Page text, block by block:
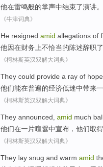
他在雷鸣般的掌声中结束了演讲。
《牛津词典》
He resigned amid allegations of
他因在财务 上不恰当的陈述辞职了
《柯林斯英汉双解大词典》
They could provide a ray of hope
他们能在普遍的经济低迷中带来
《柯林斯英汉双解大词典》
They announced amid much
他们在一片喧嚣中宣布 ，他们取得
《柯林斯英汉双解大词典》
They lay snug and warm amid